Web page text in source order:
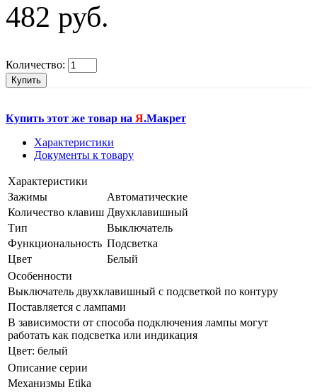
482 руб.
Количество:
Купить
Купить этот же товар на Я.Макрет
Характеристики
Документы к товару
Характеристики
Зажимы
Автоматические
Количество клавиш Двухклавишный
Тип
Выключатель
Функциональность Подсветка
Цвет
Белый
Особенности
Выключатель двухклавишный с подсветкой по контуру
Поставляется с лампами
В зависимости от способа подключения лампы могут
работать как подсветка или индикация
Цвет: белый
Описание серии
Механизмы Etika